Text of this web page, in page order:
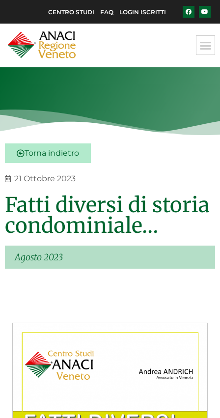
CENTRO STUDI FAQ LOGIN ISCRITTI
Torna indietro
21 Ottobre 2023
Fatti diversi di storia
condominiale…
Agosto 2023